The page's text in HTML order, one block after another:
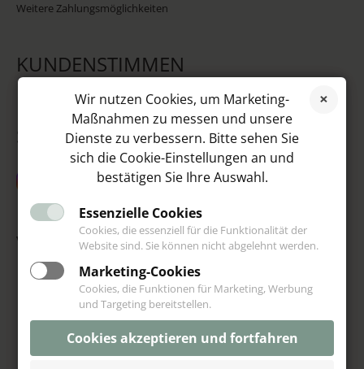
Weitere Zahlungsmöglichkeiten
KUNDENSTIMMEN
SOCIAL MEDIA
VIP
Wir nutzen Cookies, um Marketing-
Maßnahmen zu messen und unsere
Dienste zu verbessern. Bitte sehen Sie
sich die Cookie-Einstellungen an und
bestätigen Sie Ihre Auswahl.
Essenzielle Cookies
Cookies, die essenziell für die Funktionalität der
Website sind. Sie können nicht abgelehnt werden.
Marketing-Cookies
Cookies, die Funktionen für Marketing, Werbung
und Targeting bereitstellen.
Cookies akzeptieren und fortfahren